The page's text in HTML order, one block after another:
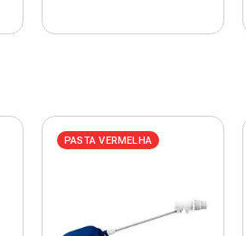
PASTA VERMELHA